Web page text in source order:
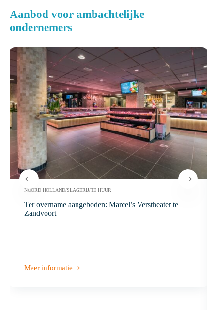
Aanbod voor ambachtelijke
ondernemers
NOORD HOLLAND/SLAGERIJ/TE HUUR
Ter overname aangeboden: Marcel’s Verstheater te
Zandvoort
Meer informatie